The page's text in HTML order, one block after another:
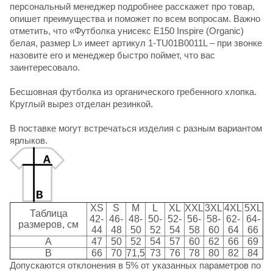
персональный менеджер подробнее расскажет про товар,
опишет преимущества и поможет по всем вопросам. Важно
отметить, что «Футболка унисекс E150 Inspire (Organic)
белая, размер L» имеет артикул 1-TU01B0011L – при звонке
назовите его и менеджер быстро поймет, что вас
заинтересовало.
Бесшовная футболка из органического гребенного хлопка.
Круглый вырез отделан резинкой.
В поставке могут встречаться изделия с разным вариантом
ярлыков.
Таблица
размеров, см
XS
42-
44
S
46-
48
M
48-
50
L
50-
52
XL
52-
54
XXL
56-
58
3XL
58-
60
4XL
62-
64
5XL
64-
66
A
47 50 52 54 57 60 62 66
69
B
66 70 71,5 73 76 78 80 82
84
Допускаются отклонения в 5% от указанных параметров по